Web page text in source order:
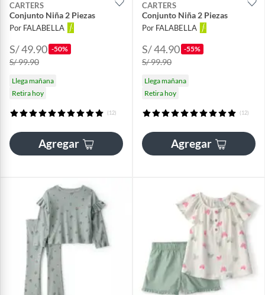
CARTERS
Conjunto Niña 2 Piezas
Por FALABELLA
S/ 49.90 -50%
S/ 99.90
Llega mañana
Retira hoy
(12)
Agregar
CARTERS
Conjunto Niña 2 Piezas
Por FALABELLA
S/ 44.90 -55%
S/ 99.90
Llega mañana
Retira hoy
(12)
Agregar